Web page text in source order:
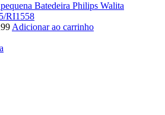
Batedeira Philips Walita
RI1558
Adicionar ao carrinho